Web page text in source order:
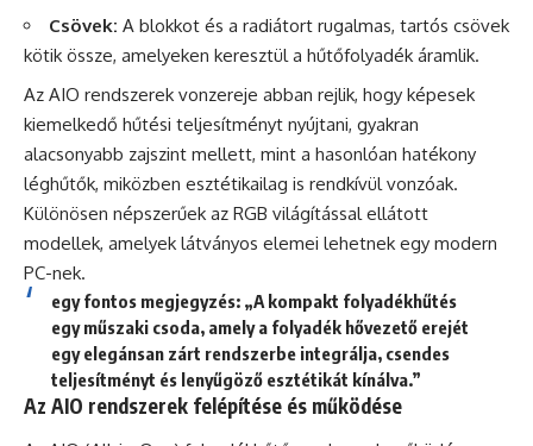
Csövek: A blokkot és a radiátort rugalmas, tartós csövek
kötik össze, amelyeken keresztül a hűtőfolyadék áramlik.
Az AIO rendszerek vonzereje abban rejlik, hogy képesek
kiemelkedő hűtési teljesítményt nyújtani, gyakran
alacsonyabb zajszint mellett, mint a hasonlóan hatékony
léghűtők, miközben esztétikailag is rendkívül vonzóak.
Különösen népszerűek az RGB világítással ellátott
modellek, amelyek látványos elemei lehetnek egy modern
PC-nek.
egy fontos megjegyzés: „A kompakt folyadékhűtés
egy műszaki csoda, amely a folyadék hővezető erejét
egy elegánsan zárt rendszerbe integrálja, csendes
teljesítményt és lenyűgöző esztétikát kínálva.”
Az AIO rendszerek felépítése és működése